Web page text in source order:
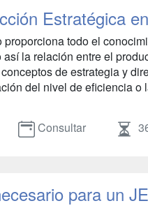
Estratégica
proporciona todo el
la relación entre el
de estrategia y
del nivel de eficiencia o
Consultar
para un